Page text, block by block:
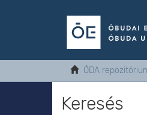
ÓDA
Keresés